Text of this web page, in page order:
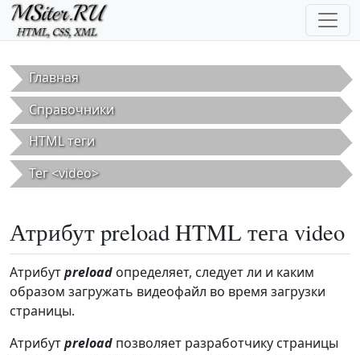
Перейти к основному содержанию
Главная
Справочники
HTML теги
Тег <video>
Атрибут preload HTML тега video
Атрибутpreload определяет, следует ли и каким
образом загружать видеофайл во время загрузки
страницы.
Атрибутpreload позволяет разработчику страницы